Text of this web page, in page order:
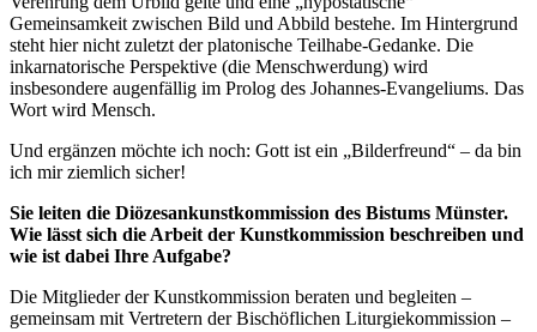
Gemeinsamkeit zwischen Bild und Abbild bestehe. Im Hintergrund
steht hier nicht zuletzt der platonische Teilhabe-Gedanke. Die
inkarnatorische Perspektive (die Menschwerdung) wird
insbesondere augenfällig im Prolog des Johannes-Evangeliums. Das
Wort wird Mensch.
Und ergänzen möchte ich noch: Gott ist ein „Bilderfreund“ – da bin
ich mir ziemlich sicher!
Sie leiten die Diözesankunstkommission des Bistums Münster.
Wie lässt sich die Arbeit der Kunstkommission beschreiben und
wie ist dabei Ihre Aufgabe?
Die Mitglieder der Kunstkommission beraten und begleiten –
gemeinsam mit Vertretern der Bischöflichen Liturgiekommission –